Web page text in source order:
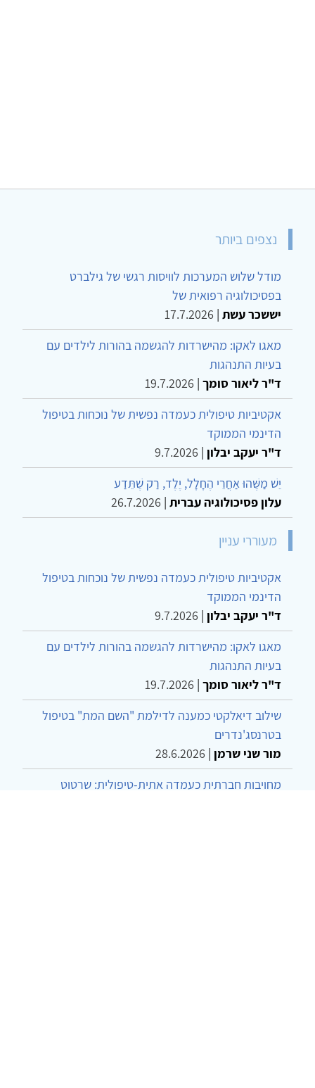
נצפים ביותר
מודל שלוש המערכות לוויסות רגשי של גילברט
בפסיכולוגיה רפואית של
יששכר עשת |
17.7.2026
מאגו לאקו: מהישרדות להגשמה בהורות לילדים עם
בעיות התנהגות
ד"ר ליאור סומך |
19.7.2026
אקטיביות טיפולית כעמדה נפשית של נוכחות בטיפול
הדינמי הממוקד
ד"ר יעקב יבלון |
9.7.2026
יֵשׁ מַשֶּׁהוּ אַחֲרֵי הֶחָלָל, יֶלֶד, רַק שֶׁתֵּדַע
עלון פסיכולוגיה עברית |
26.7.2026
מעוררי עניין
אקטיביות טיפולית כעמדה נפשית של נוכחות בטיפול
הדינמי הממוקד
ד"ר יעקב יבלון |
9.7.2026
מאגו לאקו: מהישרדות להגשמה בהורות לילדים עם
בעיות התנהגות
ד"ר ליאור סומך |
19.7.2026
שילוב דיאלקטי כמענה לדילמת "השם המת" בטיפול
בטרנסג'נדרים
מור שני שרמן |
28.6.2026
מחויבות חברתית כעמדה אתית-טיפולית: שרטוט